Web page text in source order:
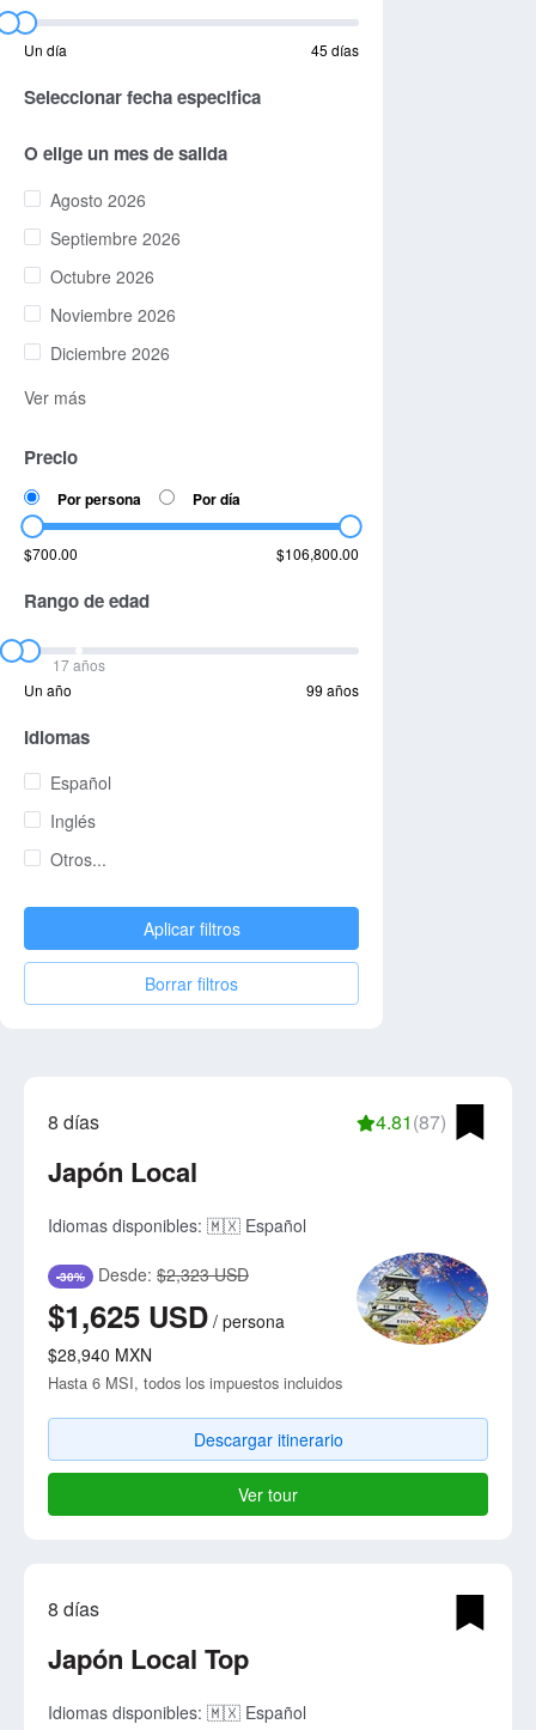
Un día 45 días
Seleccionar fecha especifica
O elige un mes de salida
Agosto 2026
Septiembre 2026
Octubre 2026
Noviembre 2026
Diciembre 2026
Ver más
Precio
Por persona Por día
$700.00 $106,800.00
Rango de edad
17 años
Un año
99 años
Idiomas
Español
Inglés
Otros...
Aplicar filtros
Borrar filtros
8 días 4.81(87)
Japón Local
Idiomas disponibles: 🇲🇽 Español
-30% Desde: $2,323 USD
$1,625 USD / persona
$28,940 MXN
Hasta 6 MSI, todos los impuestos incluidos
Descargar itinerario
Ver tour
8 días
Japón Local Top
Idiomas disponibles: 🇲🇽 Español